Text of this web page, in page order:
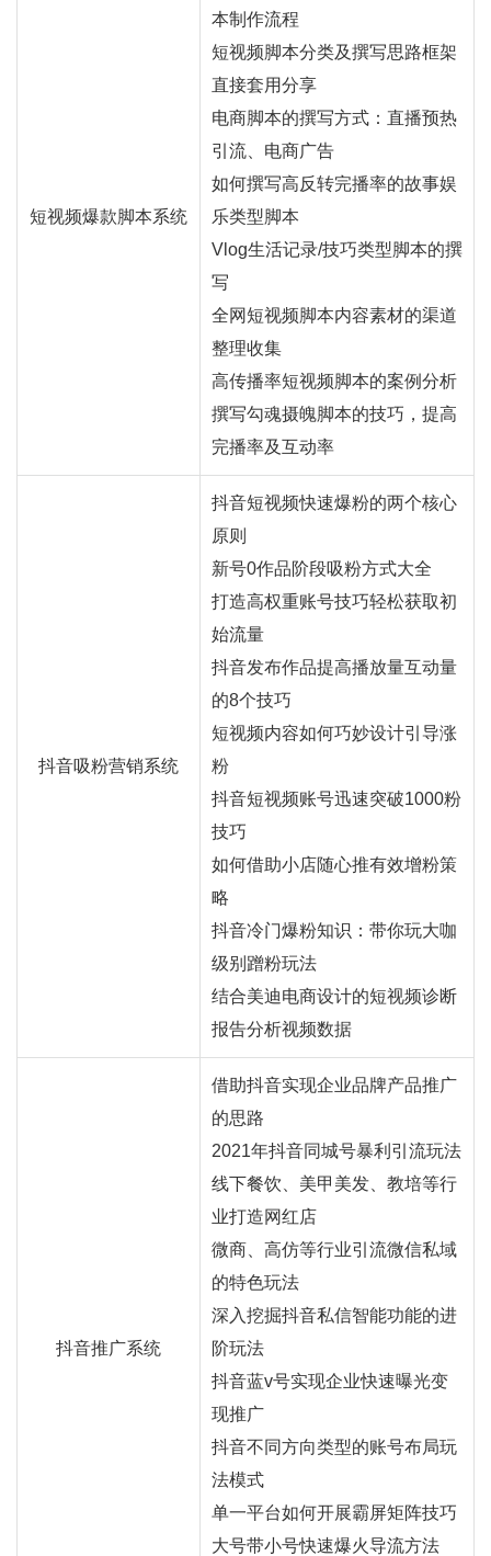
短视频爆款脚本系统
本制作流程
短视频脚本分类及撰写思路框架
直接套用分享
电商脚本的撰写方式： 直播预热
引流、电商广告
如何撰写高反转完播率的故事娱
乐类型脚本
Vlog生活记录/技巧类型脚本的撰
写
全网短视频脚本内容素材的渠道
整理收集
高传播率短视频脚本的案例分析
撰写勾魂摄魄脚本的技巧，提高
完播率及互动率
抖音吸粉营销系统
抖音短视频快速爆粉的两个核心
原则
新号0作品阶段吸粉方式大全
打造高权重账号技巧轻松获取初
始流量
抖音发布作品提高播放量互动量
的8个技巧
短视频内容如何巧妙设计引导涨
粉
抖音短视频账号迅速突破1000粉
技巧
如何借助小店随心推有效增粉策
略
抖音冷门爆粉知识：带你玩大咖
级别蹭粉玩法
结合美迪电商设计的短视频诊断
报告分析视频数据
抖音推广系统
借助抖音实现企业品牌产品推广
的思路
2021年抖音同城号暴利引流玩法
线下餐饮、美甲美发、教培等行
业打造网红店
微商、高仿等行业引流微信私域
的特色玩法
深入挖掘抖音私信智能功能的进
阶玩法
抖音蓝v号实现企业快速曝光变
现推广
抖音不同方向类型的账号布局玩
法模式
单一平台如何开展霸屏矩阵技巧
大号带小号快速爆火导流方法